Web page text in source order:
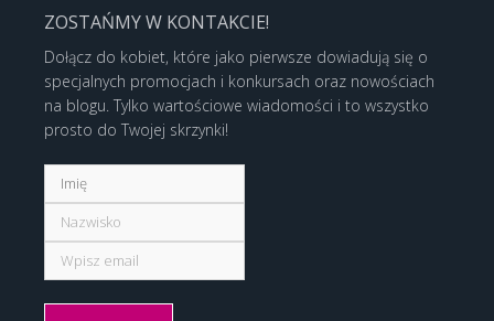
ZOSTAŃMY W KONTAKCIE!
Dołącz do kobiet, które jako pierwsze dowiadują się o
specjalnych promocjach i konkursach oraz nowościach
na blogu. Tylko wartościowe wiadomości i to wszystko
prosto do Twojej skrzynki!